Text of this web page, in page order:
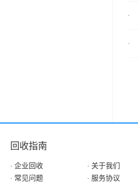
回收指南
· 企业回收
· 关于我们
· 常见问题
· 服务协议